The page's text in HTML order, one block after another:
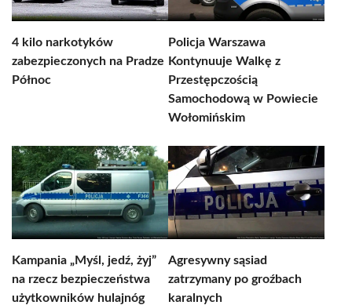
4 kilo narkotyków
zabezpieczonych na Pradze
Północ
Policja Warszawa
Kontynuuje Walkę z
Przestępczością
Samochodową w Powiecie
Wołomińskim
Kampania „Myśl, jedź, żyj”
na rzecz bezpieczeństwa
użytkowników hulajnóg
Agresywny sąsiad
zatrzymany po groźbach
karalnych